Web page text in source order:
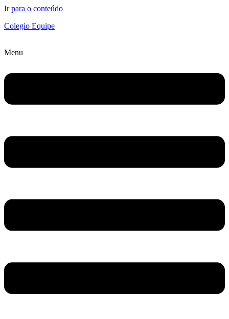
Ir para o conteúdo
Colegio Equipe
Menu